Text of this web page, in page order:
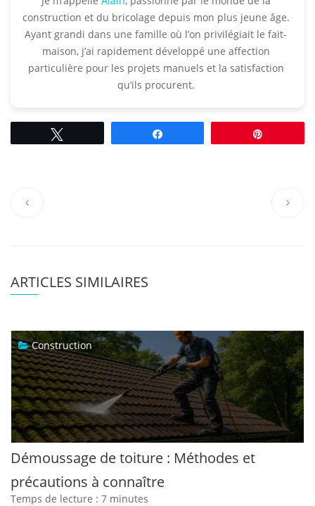
construction et du bricolage depuis mon plus jeune âge.
Ayant grandi dans une famille où l’on privilégiait le fait-
maison, j’ai rapidement développé une affection
particulière pour les projets manuels et la satisfaction
qu’ils procurent.​
ARTICLES SIMILAIRES
Construction
Démoussage de toiture : Méthodes et
précautions à connaître
Temps de lecture : 7 minutes